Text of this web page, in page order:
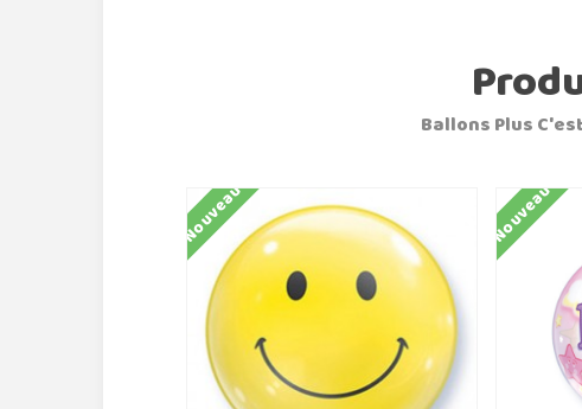
Ballons Plus
Nouveau Nouveau